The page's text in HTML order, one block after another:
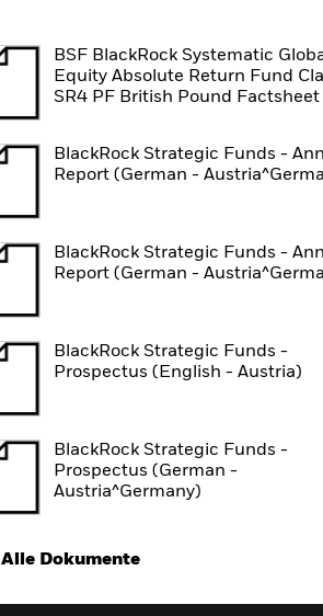
BSF BlackRock Systematic
Equity Absolute Return Fund
SR4 PF British Pound Factsheet
BlackRock Strategic Funds -
Report (German -
BlackRock Strategic Funds -
Report (German -
BlackRock Strategic Funds -
Prospectus (English - Austria)
BlackRock Strategic Funds -
Prospectus (German -
Austria^Germany)
Alle Dokumente